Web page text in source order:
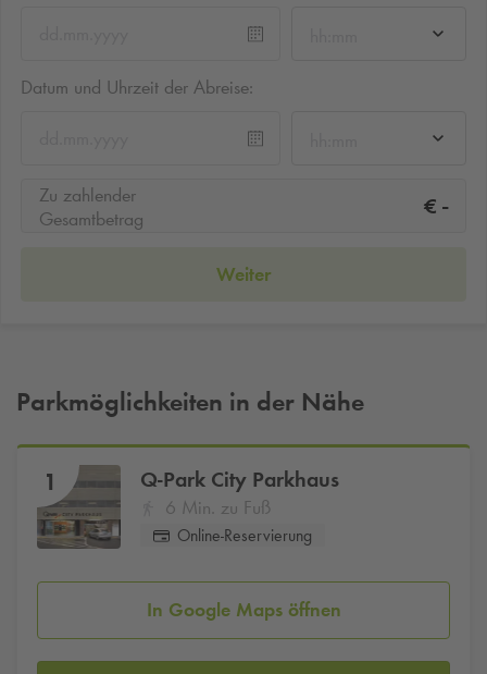
Datum und Uhrzeit der Abreise:
Zu zahlender
Gesamtbetrag
€ -
Weiter
Parkmöglichkeiten in der Nähe
1 Q-Park City Parkhaus
6 Min. zu Fuß
Online-Reservierung
In Google Maps öffnen